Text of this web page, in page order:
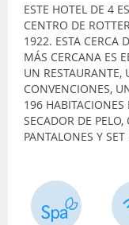
ESTE HOTEL DE 4
CENTRO DE
1922. ESTA CERCA
MÁS CERCANA ES
UN RESTAURANTE,
CONVENCIONES,
196
SECADOR DE
PANTALONES Y